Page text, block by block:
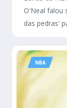
O'Neal falou
das pedras'
NBA